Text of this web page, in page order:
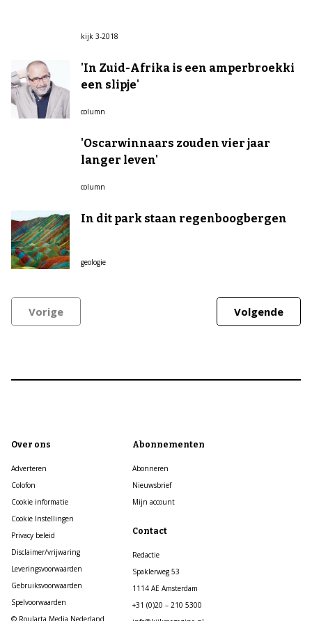
kijk 3-2018
'In Zuid-Afrika is een amperbroekki
een slipje'
column
'Oscarwinnaars zouden vier jaar
langer leven'
column
In dit park staan regenboogbergen
geologie
Vorige Volgende
Over ons
Adverteren
Colofon
Cookie informatie
Cookie Instellingen
Privacy beleid
Disclaimer/vrijwaring
Leveringsvoorwaarden
Gebruiksvoorwaarden
Spelvoorwaarden
© Roularta Media Nederland
Abonnementen
Abonneren
Nieuwsbrief
Mijn account
Contact
Redactie
Spaklerweg 53
1114 AE Amsterdam
+31 (0)20 – 210 5300